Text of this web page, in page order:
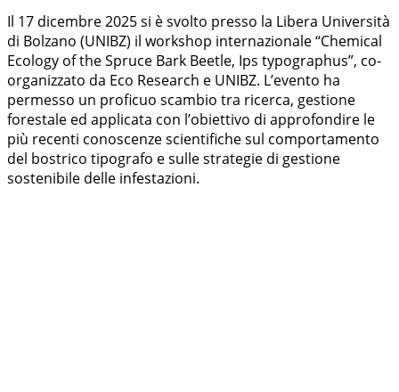
Il 17 dicembre 2025 si è svolto presso la Libera Università
di Bolzano (UNIBZ) il workshop internazionale “Chemical
Ecology of the Spruce Bark Beetle, Ips typographus”, co-
organizzato da Eco Research e UNIBZ. L’evento ha
permesso un proficuo scambio tra ricerca, gestione
forestale ed applicata con l’obiettivo di approfondire le
più recenti conoscenze scientifiche sul comportamento
del bostrico tipografo e sulle strategie di gestione
sostenibile delle infestazioni.